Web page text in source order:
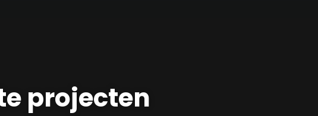
projecten